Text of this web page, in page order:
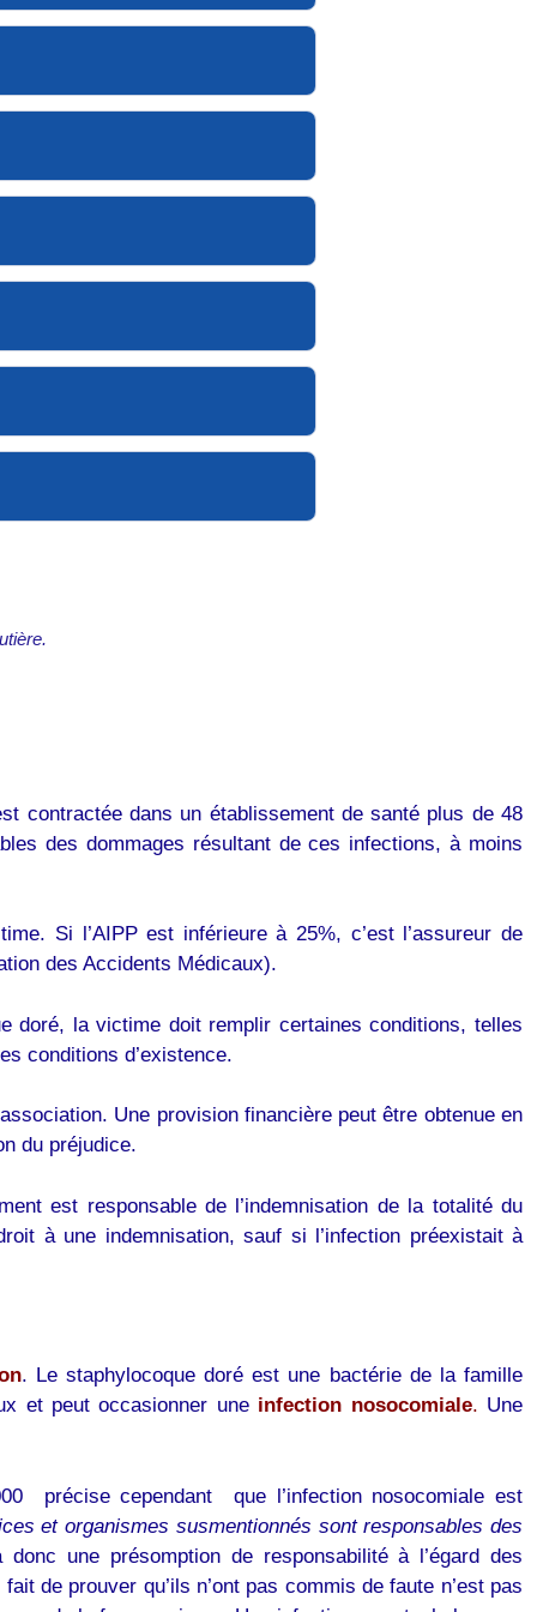
contractée dans un établissement de santé plus de 48
des dommages résultant de ces infections, à moins
Si l’AIPP est inférieure à 25%, c’est l’assureur de
des Accidents Médicaux).
doré, la victime doit remplir certaines conditions, telles
conditions d’existence.
Une provision financière peut être obtenue en
du préjudice.
est responsable de l’indemnisation de la totalité du
à une indemnisation, sauf si l’infection préexistait à
. Le staphylocoque doré est une bactérie de la famille
et peut occasionner une infection nosocomiale. Une
précise cependant que l’infection nosocomiale est
et organismes susmentionnés sont responsables des
une présomption de responsabilité à l’égard des
de prouver qu’ils n’ont pas commis de faute n’est pas